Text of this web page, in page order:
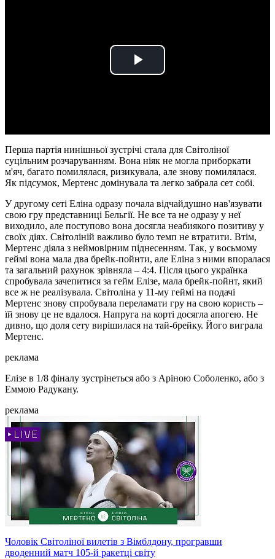
Play
Перша партія нинішньої зустрічі стала для Світоліної
суцільним розчаруванням. Вона ніяк не могла приборкати
м'яч, багато помилялася, ризикувала, але знову помилялася.
Як підсумок, Мертенс домінувала та легко забрала сет собі.
У другому сеті Еліна одразу почала відчайдушно нав'язувати
свою гру представниці Бельгії. Не все та не одразу у неї
виходило, але поступово вона досягла неабиякого позитиву у
своїх діях. Світоліній важливо було темп не втратити. Втім,
Мертенс діяла з неймовірним піднесенням. Так, у восьмому
геймі вона мала два брейк-пойнти, але Еліна з ними впоралася
та загальний рахунок зрівняла – 4:4. Після цього українка
спробувала зачепитися за гейм Елізе, мала брейк-пойнт, який
все ж не реалізувала. Світоліна у 11-му геймі на подачі
Мертенс знову спробувала переламати гру на свою користь –
їй знову це не вдалося. Напруга на корті досягла апогею. Не
дивно, що доля сету вирішилася на тай-брейку. Його виграла
Мертенс.
реклама
Елізе в 1/8 фіналу зустрінеться або з Аріною Соболенко, або з
Еммою Радукану.
реклама
Чоловік Світоліної вилетів з Вімблдону, програвши
дводенний матч 105-й ракетці світу